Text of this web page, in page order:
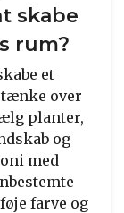
skabe
rum?
et
over
planter,
og
med
farve og